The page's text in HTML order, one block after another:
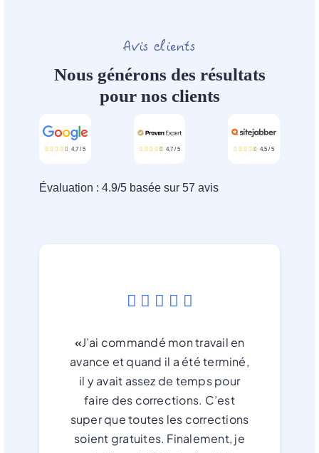
Avis clients
Nous générons des résultats
pour nos clients
4,7/ 5 4,7/ 5 4,5 /5
Évaluation : 4.9/5 basée sur 57 avis
«J’ai commandé mon travail en
avance et quand il a été terminé,
il y avait assez de temps pour
faire des corrections. C’est
super que toutes les corrections
soient gratuites. Finalement, je